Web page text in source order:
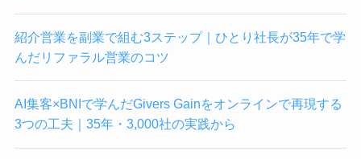
紹介営業を副業で組む3ステップ｜ひとり社長が35年で学
んだリファラル営業のコツ
AI集客×BNIで学んだGivers Gainをオンラインで再現する
3つの工夫｜35年・3,000社の実践から